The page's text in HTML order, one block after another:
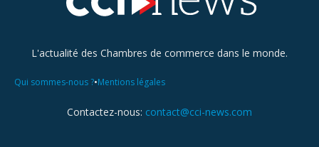
L'actualité des Chambres de commerce dans le monde.
Qui sommes-nous ?•Mentions légales
Contactez-nous: contact@cci-news.com